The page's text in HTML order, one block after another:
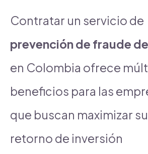
Contratar un servicio de
prevención de fraude
en Colombia ofrece
beneficios para las
que buscan maximizar su
retorno de inversión